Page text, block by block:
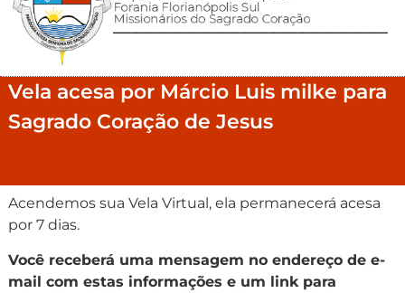
Vela acesa por Márcio Luis milke para
Sagrado Coração de Jesus
Acendemos sua Vela Virtual, ela permanecerá acesa
por 7 dias.
Você receberá uma mensagem no endereço de e-
mail com estas informações e um link para